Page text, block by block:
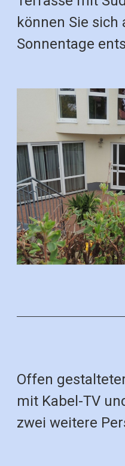
können Sie
Sonnentage
Offen
mit Kabel-TV
zwei weitere